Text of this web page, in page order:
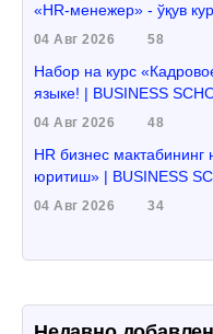
«HR-менежер» - ўқув
04 Авг 2026 58
Набор на курс
языке! | BUSINESS
04 Авг 2026 48
HR бизнес
юритиш» | BUSINESS
04 Авг 2026 34